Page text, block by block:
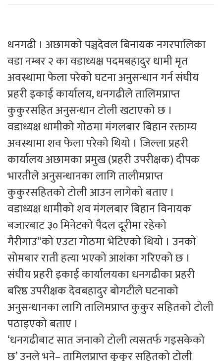
धनगढी । अछामको पञ्चदेवल बिनायक नगरपालिका
वडा नम्बर २ का वडाध्यक्ष पदमबहादुर धामी मृत
अवस्थामा फेला परेको घटना अनुसन्धान गर्न संघीय
प्रहरी इकाई कार्यालय, धनगढीले तालिमप्राप्त
कुकुरसहित अनुसन्धान टोली खटाएको छ ।
वडाध्यक्ष धामीको गोठमा मंगलबार बिहान रक्ताम्य
अवस्थामा शव फेला परेको थियो । जिल्ला प्रहरी
कार्यालय अछामका प्रमुख (प्रहरी उपरीक्षक) दीपक
भारतीले अनुसन्धानका लागि तालीमप्राप्त
कुकुरसहितको टोली आउन लागेको बताए ।
वडाध्यक्ष धामीको शव मंगलबार बिहान विनायक
बजारबाट ३० मिनेटको पैदल दूरीमा रहेको
गैरीगाउ“को एउटा गोठमा भेटिएको थियो । उनको
सोमबार राती हत्या भएको आशंका गरिएको छ ।
संघीय प्रहरी इकाई कार्यालयका धनगढीका प्रहरी
बरिष्ठ उपरीक्षक देवबहादुर बोगटीले घटनाको
अनुसन्धानका लागि तालिमप्राप्त कुकुर सहितको टोली
पठाइएको बताए ।
‘धनगढीबाट सात जनाको टोली त्यसतर्फ गइसकेको
छ’ उनले भने– तामिलप्राप्त कुकुर सहितको टोली